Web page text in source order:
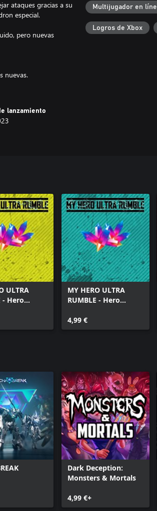
ataques gracias a su
especial.
pero nuevas
nuevas.
lanzamiento
Multijugador en
Logros de Xbox
ULTRA
- Hero
MY HERO ULTRA
RUMBLE - Hero
crystals)
4,99 €
Dark Deception:
Monsters & Mortals
4,99 €+